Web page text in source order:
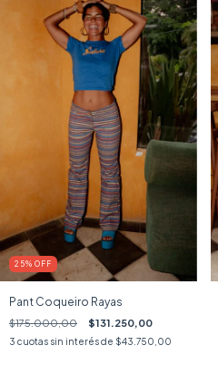
25% OFF
Pant Coqueiro Rayas
$175.000,00 $131.250,00
3 cuotas sin interés de $43.750,00